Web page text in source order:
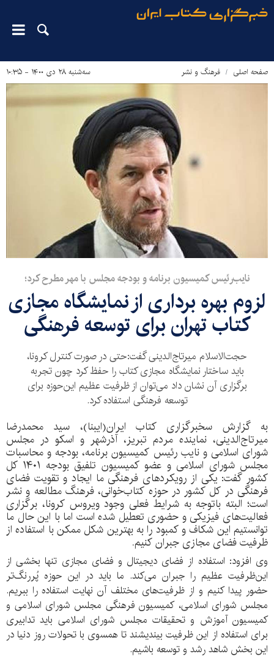
صفحه اصلی فرهنگ و نشر سه‌شنبه ۲۸ دی ۱۴۰۰ - ۱۰:۳۵
نایب‌رئیس کمیسیون برنامه و بودجه مجلس با مهر مطرح کرد؛
لزوم بهره برداری از نمایشگاه مجازی
کتاب تهران برای توسعه فرهنگی
حجت‌الاسلام میرتاج‌الدینی گفت:حتی در صورت کنترل کرونا،
باید ساختار نمایشگاه مجازی کتاب را حفظ کرد چون تجربه
برگزاری آن نشان داد می‌توان از ظرفیت عظیم این‌حوزه برای
توسعه فرهنگی استفاده کرد.
به گزارش سخبرگزاری کتاب ایران(ایبنا)، سید محمدرضا
میرتاج‌الدینی، نماینده مردم تبریز، آذرشهر و اسکو در مجلس
شورای اسلامی و نایب رئیس کمیسیون برنامه، بودجه و محاسبات
مجلس شورای اسلامی و عضو کمیسیون تلفیق بودجه ۱۴۰۱ کل
کشور گفت: یکی از رویکردهای فرهنگی ما ایجاد و تقویت فضای
فرهنگی در کل کشور در حوزه کتاب‌خوانی، فرهنگ مطالعه و نشر
است؛ البته باتوجه به شرایط فعلی وجود ویروس کرونا، برگزاری
فعالیت‌های فیزیکی و حضوری تعطیل شده است اما با این حال ما
توانستیم این شکاف و کمبود را به بهترین شکل ممکن با استفاده از
ظرفیت فضای مجازی جبران کنیم.
وی افزود: استفاده از فضای دیجیتال و فضای مجازی تنها بخشی از
این‌ظرفیت عظیم را جبران می‌کند. ما باید در این حوزه پُررنگ‌تر
حضور پیدا کنیم و از ظرفیت‌های مختلف آن نهایت استفاده را ببریم.
مجلس شورای اسلامی، کمیسیون فرهنگی مجلس شورای اسلامی و
کمیسیون آموزش و تحقیقات مجلس شورای اسلامی باید تدابیری
برای استفاده از این ظرفیت بیندیشند تا همسوی با تحولات روز دنیا در
این بخش شاهد رشد و توسعه باشیم.